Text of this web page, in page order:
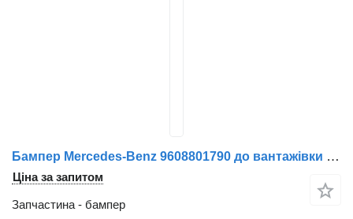
Бампер Mercedes-Benz 9608801790 до вантажівки Mercedes-Benz ACTROS MP4
Ціна за запитом
Запчастина - бампер